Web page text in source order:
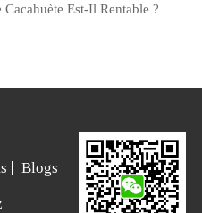
Est-Il Rentable ?
Blogs